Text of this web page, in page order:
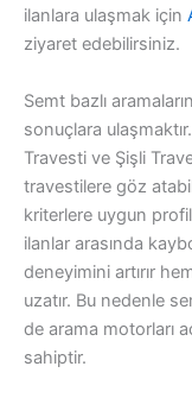
ilanlara ulaşmak için
ziyaret edebilirsiniz.
Semt bazlı
sonuçlara
Travesti ve Şişli
travestilere göz
kriterlere uygun
ilanlar arasında
deneyimini artırır
uzatır. Bu nedenle
de arama motorları
sahiptir.